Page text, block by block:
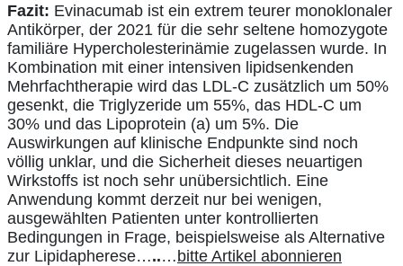
Fazit: Evinacumab ist ein extrem teurer monoklonaler
Antikörper, der 2021 für die sehr seltene homozygote
familiäre Hypercholesterinämie zugelassen wurde. In
Kombination mit einer intensiven lipidsenkenden
Mehrfachtherapie wird das LDL-C zusätzlich um 50%
gesenkt, die Triglyzeride um 55%, das HDL-C um
30% und das Lipoprotein (a) um 5%. Die
Auswirkungen auf klinische Endpunkte sind noch
völlig unklar, und die Sicherheit dieses neuartigen
Wirkstoffs ist noch sehr unübersichtlich. Eine
Anwendung kommt derzeit nur bei wenigen,
ausgewählten Patienten unter kontrollierten
Bedingungen in Frage, beispielsweise als Alternative
zur Lipidapherese…..…bitte Artikel abonnieren